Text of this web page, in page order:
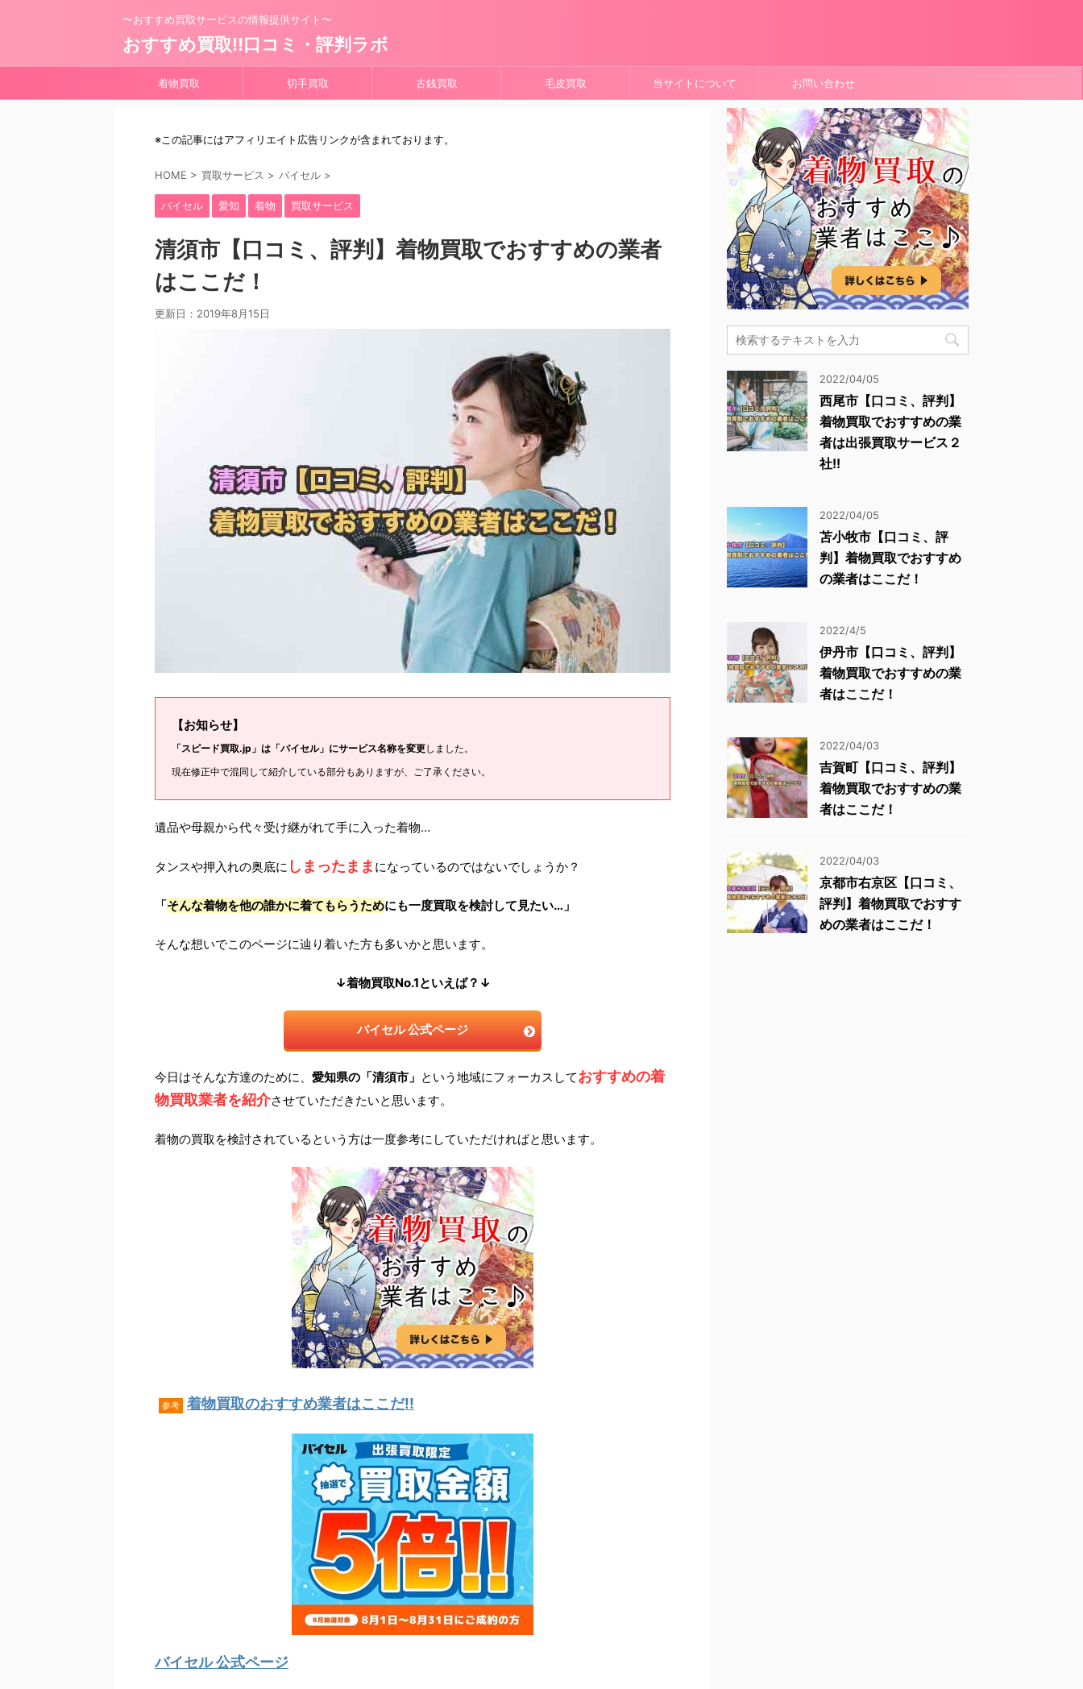
〜おすすめ買取サービスの情報提供サイト〜
おすすめ買取!!口コミ・評判ラボ
着物買取 切手買取 古銭買取 毛皮買取 当サイトについて お問い合わせ
※この記事にはアフィリエイト広告リンクが含まれております。
HOME > 買取サービス > バイセル >
バイセル 愛知 着物 買取サービス
清須市【口コミ、評判】着物買取でおすすめの業者
はここだ！
更新日： 2019年8月15日
【お知らせ】
「スピード買取.jp」は「バイセル」にサービス名称を変更しました。
現在修正中で混同して紹介している部分もありますが、ご了承ください。
遺品や母親から代々受け継がれて手に入った着物…
タンスや押入れの奥底に しまったまま になっているのではないでしょうか？
「そんな着物を他の誰かに着てもらうためにも一度買取を検討して見たい…」
そんな想いでこのページに辿り着いた方も多いかと思います。
↓着物買取No.1といえば？↓
バイセル 公式ページ
今日はそんな方達のために、 愛知県の「清須市」 という地域にフォーカスしておすすめの着
物買取業者を紹介させていただきたいと思います。
着物の買取を検討されているという方は一度参考にしていただければと思います。
参考 着物買取のおすすめ業者はここだ!!
バイセル 公式ページ
2022/04/05
西尾市【口コミ、評判】
着物買取でおすすめの業
者は出張買取サービス２
社!!
2022/04/05
苫小牧市【口コミ、評
判】着物買取でおすすめ
の業者はここだ！
2022/4/5
伊丹市【口コミ、評判】
着物買取でおすすめの業
者はここだ！
2022/04/03
吉賀町【口コミ、評判】
着物買取でおすすめの業
者はここだ！
2022/04/03
京都市右京区【口コミ、
評判】着物買取でおすす
めの業者はここだ！